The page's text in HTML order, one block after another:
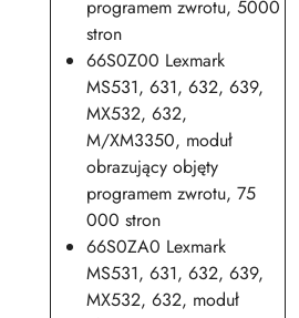
programem zwrotu, 5000
stron
66S0Z00 Lexmark
MS531, 631, 632, 639,
MX532, 632,
M/XM3350, moduł
obrazujący objęty
programem zwrotu, 75
000 stron
66S0ZA0 Lexmark
MS531, 631, 632, 639,
MX532, 632, moduł